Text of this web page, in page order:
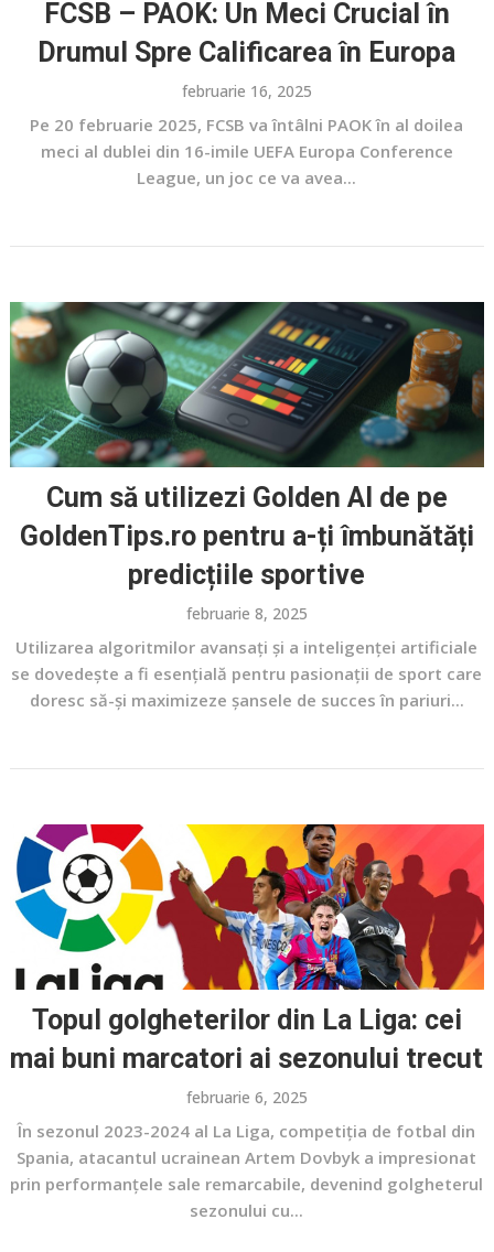
FCSB – PAOK: Un Meci Crucial în
Drumul Spre Calificarea în Europa
februarie 16, 2025
Pe 20 februarie 2025, FCSB va întâlni PAOK în al doilea
meci al dublei din 16-imile UEFA Europa Conference
League, un joc ce va avea...
Cum să utilizezi Golden AI de pe
GoldenTips.ro pentru a-ți îmbunătăți
predicțiile sportive
februarie 8, 2025
Utilizarea algoritmilor avansați și a inteligenței artificiale
se dovedește a fi esențială pentru pasionații de sport care
doresc să-și maximizeze șansele de succes în pariuri...
Topul golgheterilor din La Liga: cei
mai buni marcatori ai sezonului trecut
februarie 6, 2025
În sezonul 2023-2024 al La Liga, competiția de fotbal din
Spania, atacantul ucrainean Artem Dovbyk a impresionat
prin performanțele sale remarcabile, devenind golgheterul
sezonului cu...